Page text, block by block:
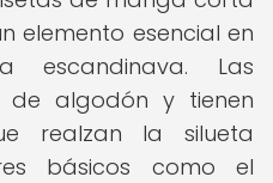
elemento esencial en
escandinava. Las
de algodón y tienen
realzan la silueta
básicos como el